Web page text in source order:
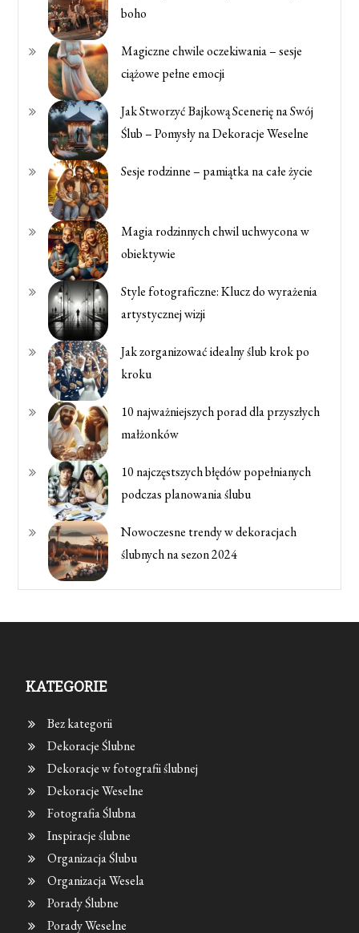
boho
Magiczne chwile oczekiwania – sesje
ciążowe pełne emocji
Jak Stworzyć Bajkową Scenerię na Swój
Ślub – Pomysły na Dekoracje Weselne
Sesje rodzinne – pamiątka na całe życie
Magia rodzinnych chwil uchwycona w
obiektywie
Style fotograficzne: Klucz do wyrażenia
artystycznej wizji
Jak zorganizować idealny ślub krok po
kroku
10 najważniejszych porad dla przyszłych
małżonków
10 najczęstszych błędów popełnianych
podczas planowania ślubu
Nowoczesne trendy w dekoracjach
ślubnych na sezon 2024
KATEGORIE
Bez kategorii
Dekoracje Ślubne
Dekoracje w fotografii ślubnej
Dekoracje Weselne
Fotografia Ślubna
Inspiracje ślubne
Organizacja Ślubu
Organizacja Wesela
Porady Ślubne
Porady Weselne